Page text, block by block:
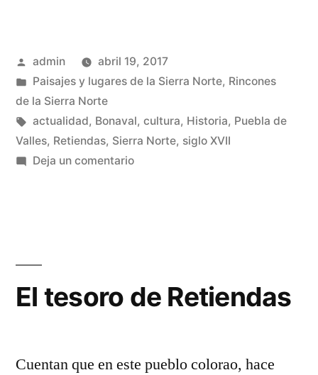
y
Monasterio
de
Publicado
por
admin
abril 19, 2017
Publicado
en
Paisajes y lugares de la Sierra Norte, Rincones
de la Sierra Norte
Etiquetas:
actualidad, Bonaval, cultura, Historia, Puebla de
Valles, Retiendas, Sierra Norte, siglo XVII
Deja un comentarioen
de
El tesoro de Retiendas
Cuentan que en este pueblo colorao, hace